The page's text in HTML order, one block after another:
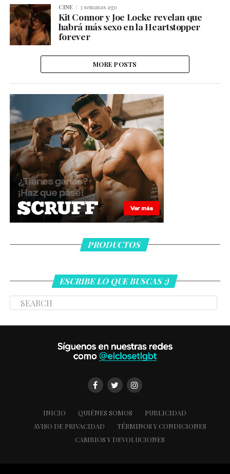
CINE 3 semanas ago
Kit Connor y Joe Locke revelan que
habrá más sexo en la Heartstopper
forever
MORE POSTS
PRODUCTOS
ESCRIBE LO QUE BUSCAS ;)
INICIO QUIÉNES SOMOS
PUBLICIDAD
AVISO DE PRIVACIDAD
TÉRMINOS Y CONDICIONES
CAMBIOS Y DEVOLUCIONES